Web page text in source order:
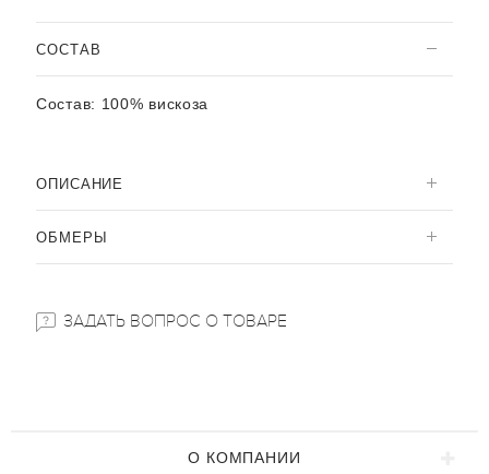
CОСТАВ
Состав: 100% вискоза
ОПИСАНИЕ
ОБМЕРЫ
ЗАДАТЬ ВОПРОС О ТОВАРЕ
О КОМПАНИИ